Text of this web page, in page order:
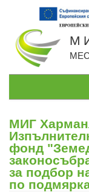
За нас
Проекти,
Проекти по
МИГ
фонд
за подбор
по